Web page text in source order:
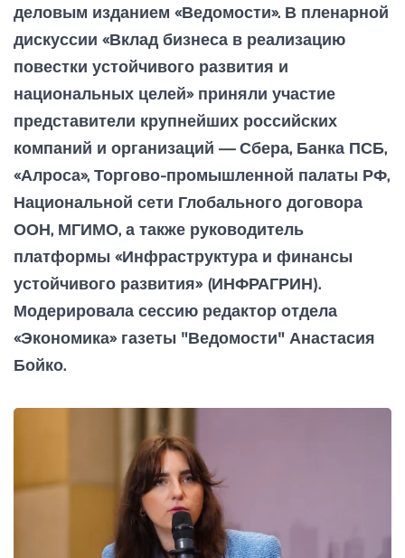
деловым изданием «Ведомости». В пленарной
дискуссии «Вклад бизнеса в реализацию
повестки устойчивого развития и
национальных целей» приняли участие
представители крупнейших российских
компаний и организаций — Сбера, Банка ПСБ,
«Алроса», Торгово-промышленной палаты РФ,
Национальной сети Глобального договора
ООН, МГИМО, а также руководитель
платформы «Инфраструктура и финансы
устойчивого развития» (ИНФРАГРИН).
Модерировала сессию редактор отдела
«Экономика» газеты "Ведомости" Анастасия
Бойко.